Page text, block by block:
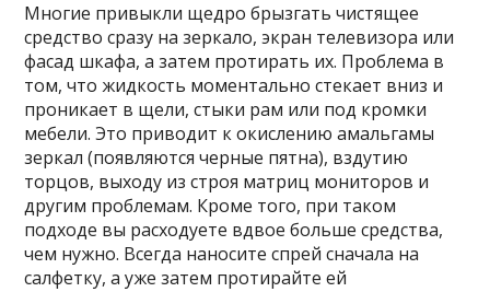
Многие привыкли щедро брызгать чистящее
средство сразу на зеркало, экран телевизора или
фасад шкафа, а затем протирать их. Проблема в
том, что жидкость моментально стекает вниз и
проникает в щели, стыки рам или под кромки
мебели. Это приводит к окислению амальгамы
зеркал (появляются черные пятна), вздутию
торцов, выходу из строя матриц мониторов и
другим проблемам. Кроме того, при таком
подходе вы расходуете вдвое больше средства,
чем нужно. Всегда наносите спрей сначала на
салфетку, а уже затем протирайте ей